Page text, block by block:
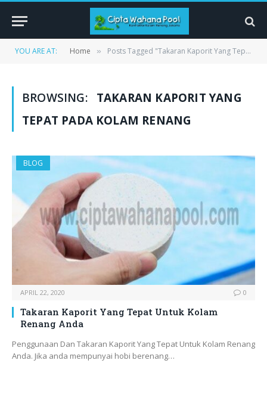
YOU ARE AT: Home » Posts Tagged "Takaran Kaporit Yang Tepat Pada Kolam Renang"
BROWSING:
TAKARAN KAPORIT YANG
TEPAT PADA KOLAM RENANG
BLOG
APRIL 22, 2020 0
Takaran Kaporit Yang Tepat Untuk Kolam
Renang Anda
Penggunaan Dan Takaran Kaporit Yang Tepat Untuk Kolam Renang
Anda. Jika anda mempunyai hobi berenang…